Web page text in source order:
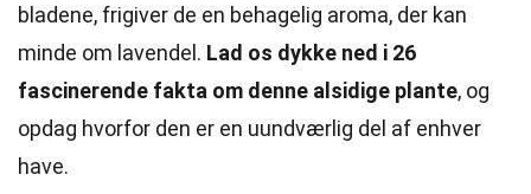
bladene, frigiver de en behagelig aroma, der kan
minde om lavendel. Lad os dykke ned i 26
fascinerende fakta om denne alsidige plante, og
opdag hvorfor den er en uundværlig del af enhver
have.